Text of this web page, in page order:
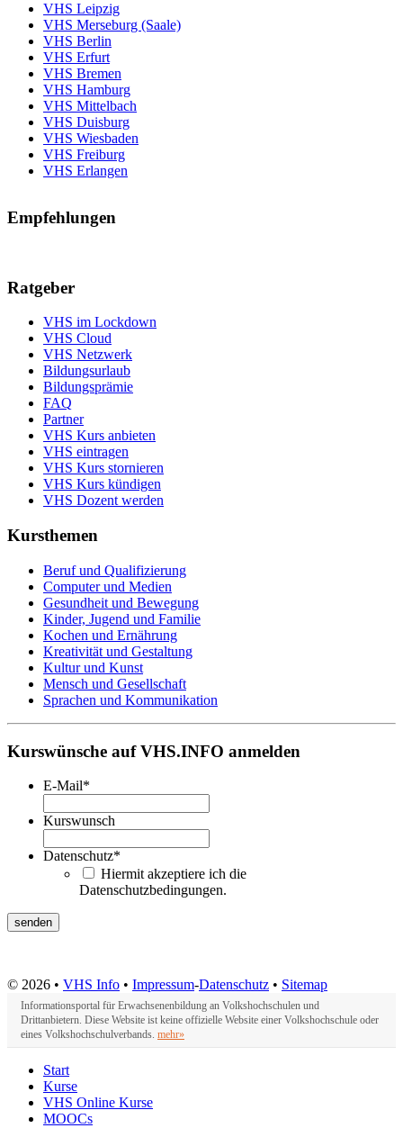
VHS Leipzig
VHS Merseburg (Saale)
VHS Berlin
VHS Erfurt
VHS Bremen
VHS Hamburg
VHS Mittelbach
VHS Duisburg
VHS Wiesbaden
VHS Freiburg
VHS Erlangen
Empfehlungen
Ratgeber
VHS im Lockdown
VHS Cloud
VHS Netzwerk
Bildungsurlaub
Bildungsprämie
FAQ
Partner
VHS Kurs anbieten
VHS eintragen
VHS Kurs stornieren
VHS Kurs kündigen
VHS Dozent werden
Kursthemen
Beruf und Qualifizierung
Computer und Medien
Gesundheit und Bewegung
Kinder, Jugend und Familie
Kochen und Ernährung
Kreativität und Gestaltung
Kultur und Kunst
Mensch und Gesellschaft
Sprachen und Kommunikation
Kurswünsche auf VHS.INFO anmelden
E-Mail*
Kurswunsch
Datenschutz*
Hiermit akzeptiere ich die
Datenschutzbedingungen.
© 2026 • VHS Info • Impressum-Datenschutz • Sitemap
Informationsportal für Erwachsenenbildung an Volkshochschulen und
Drittanbietern. Diese Website ist keine offizielle Website einer Volkshochschule oder
eines Volkshochschulverbands. mehr»
Start
Kurse
VHS Online Kurse
MOOCs